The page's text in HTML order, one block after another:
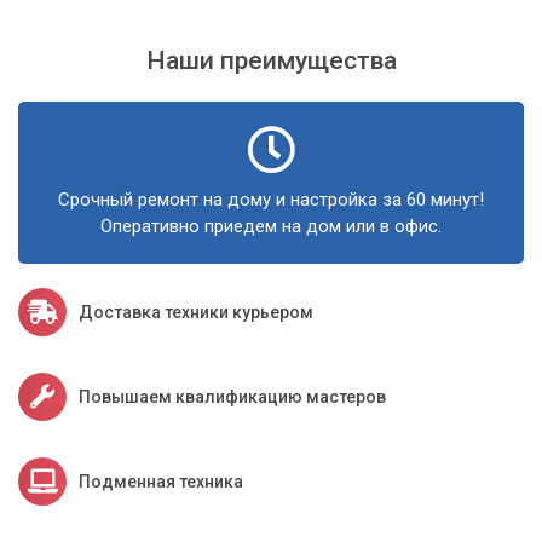
Обновление macOS — это не просто техническая
безопасность вашего Mac. Обратившись в сервисный
центр «Компьютерный Мастер», вы можете быть уверены,
что ваш Mac будет работать на пике своих возможностей,
а ваши данные будут надежно защищены.
Наши преимущества
Срочный ремонт на дому и настройка за 60 минут!
Оперативно приедем на дом или в офис.
Доставка техники курьером
Повышаем квалификацию мастеров
Подменная техника